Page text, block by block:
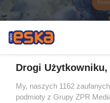
Drogi Użytkowniku,
My, naszych 1162
podmioty z Grupy ZPR